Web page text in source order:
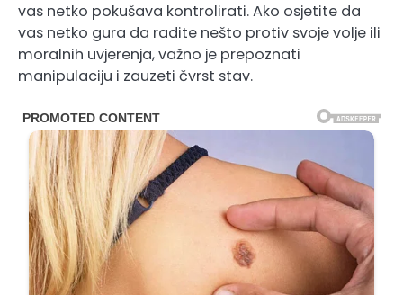
vas netko pokušava kontrolirati. Ako osjetite da
vas netko gura da radite nešto protiv svoje volje ili
moralnih uvjerenja, važno je prepoznati
manipulaciju i zauzeti čvrst stav.